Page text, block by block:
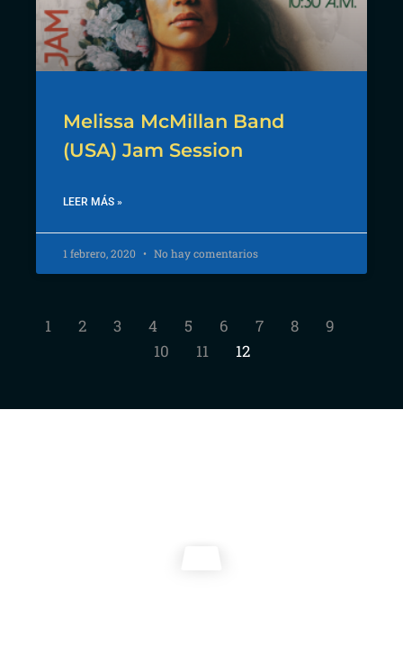
Melissa McMillan Band
(USA) Jam Session
LEER MÁS »
1 febrero, 2020 No hay comentarios
1 2 3 4 5 6 7 8
9
10
11 12